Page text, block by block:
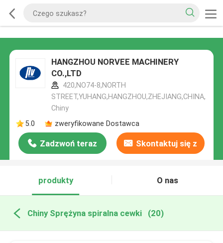
HANGZHOU NORVEE MACHINERY
CO.,LTD
420,NO74-8,NORTH
STREET,YUHANG,HANGZHOU,ZHEJIANG,CHINA,
Chiny
5.0
zweryfikowane Dostawca
Zadzwoń teraz Skontaktuj się z
produkty
O nas
Chiny Sprężyna spiralna cewki (20)